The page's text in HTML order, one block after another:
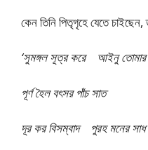
কেন তিনি পিতৃগৃহে যেতে
‘সুমঙ্গল সূত্র করে আইনু তোমার
পূর্ণ হৈল বৎসর পাঁচ সাত
দূর কর বিসম্বাদ পুরহ মনের সাধ